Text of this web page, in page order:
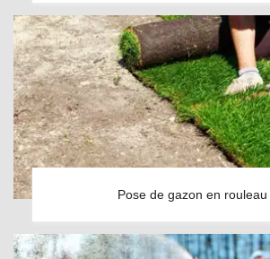
Pose de gazon en rouleau